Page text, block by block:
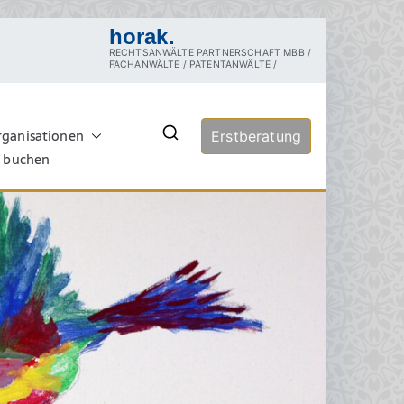
horak.
RECHTSANWÄLTE PARTNERSCHAFT MBB /
FACHANWÄLTE / PATENTANWÄLTE /
Tierschutzrecht,
Sachverständige,
Erstberatung